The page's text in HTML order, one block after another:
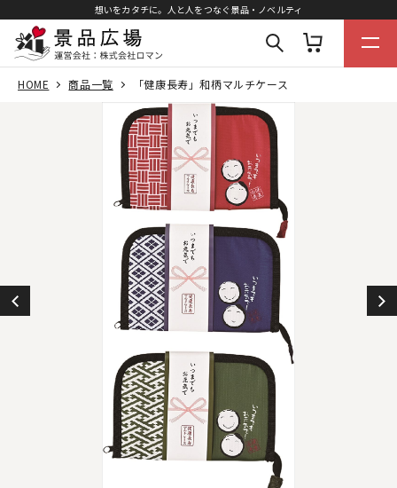
想いをカタチに。人と人をつなぐ景品・ノベルティ
HOME 商品一覧 「健康長寿」和柄マルチケース